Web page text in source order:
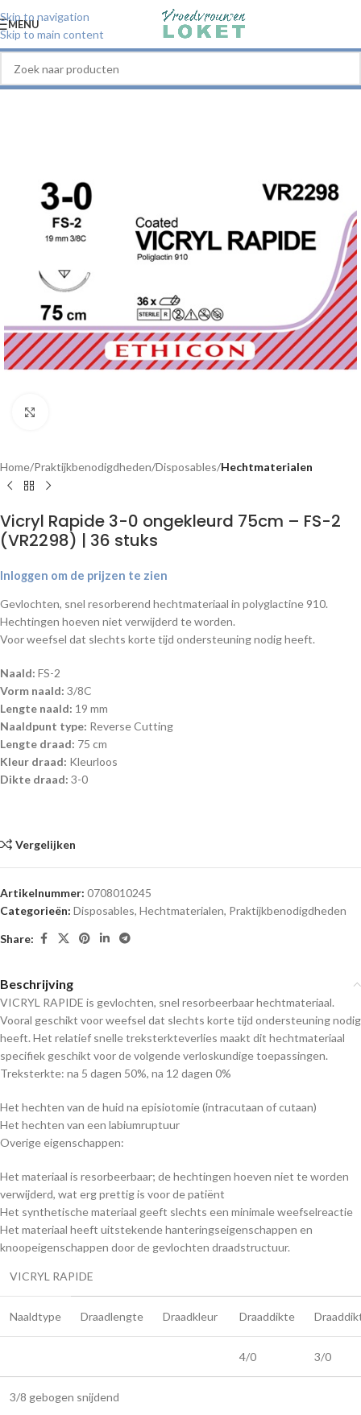
Skip to navigation
Skip to main content
MENU
Home Praktijkbenodigdheden Disposables Hechtmaterialen
Vicryl Rapide 3-0 ongekleurd 75cm – FS-2
(VR2298) | 36 stuks
Inloggen om de prijzen te zien
Gevlochten, snel resorberend hechtmateriaal in polyglactine 910.
Hechtingen hoeven niet verwijderd te worden.
Voor weefsel dat slechts korte tijd ondersteuning nodig heeft.
Naald: FS-2
Vorm naald: 3/8C
Lengte naald: 19 mm
Naaldpunt type: Reverse Cutting
Lengte draad: 75 cm
Kleur draad: Kleurloos
Dikte draad: 3-0
Vergelijken
Artikelnummer: 0708010245
Categorieën: Disposables, Hechtmaterialen, Praktijkbenodigdheden
Share:
Beschrijving
VICRYL RAPIDE is gevlochten, snel resorbeerbaar hechtmateriaal.
Vooral geschikt voor weefsel dat slechts korte tijd ondersteuning nodig
heeft. Het relatief snelle treksterkteverlies maakt dit hechtmateriaal
specifiek geschikt voor de volgende verloskundige toepassingen.
Treksterkte: na 5 dagen 50%, na 12 dagen 0%
Het hechten van de huid na episiotomie (intracutaan of cutaan)
Het hechten van een labiumruptuur
Overige eigenschappen:
Het materiaal is resorbeerbaar; de hechtingen hoeven niet te worden
verwijderd, wat erg prettig is voor de patiënt
Het synthetische materiaal geeft slechts een minimale weefselreactie
Het materiaal heeft uitstekende hanteringseigenschappen en
knoopeigenschappen door de gevlochten draadstructuur.
VICRYL RAPIDE
Naaldtype Draadlengte Draadkleur Draaddikte
4/0 3/0
3/8 gebogen snijdend